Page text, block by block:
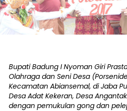
Bupati Badung I Nyoman Giri
Olahraga dan Seni Desa
Kecamatan Abiansemal, di Jaba
Desa Adat Kekeran, Desa
dengan pemukulan gong dan